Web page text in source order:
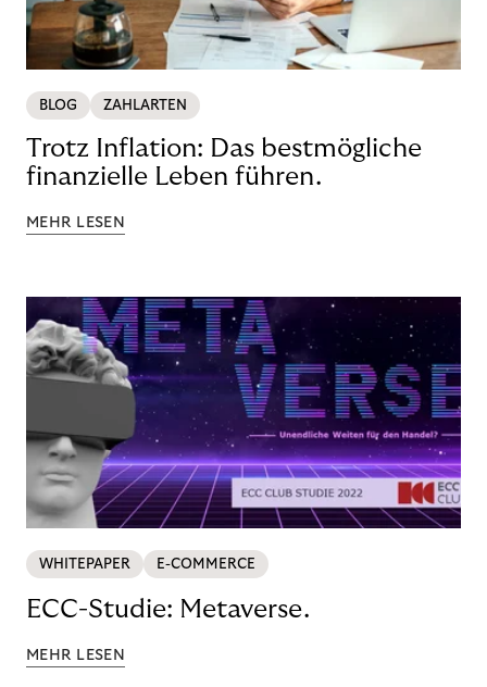
BLOG ZAHLARTEN
Trotz Inflation: Das bestmögliche
finanzielle Leben führen.
MEHR LESEN
WHITEPAPER E-COMMERCE
ECC-Studie: Metaverse.
MEHR LESEN